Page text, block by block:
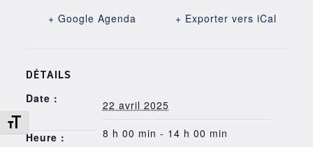
Changer la taille de la police
+ Google Agenda + Exporter vers iCal
DÉTAILS
Date : 22 avril 2025
Heure : 8 h 00 min - 14 h 00 min